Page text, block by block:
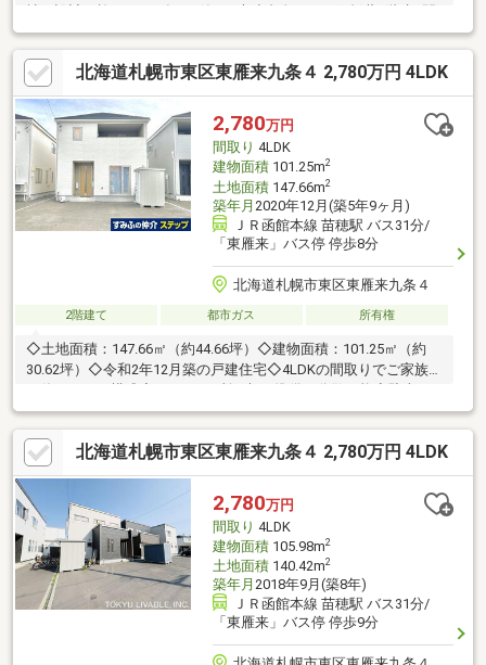
社 設計・施工■2013年4月築 ■木造合金メッキ鋼板葺2階建■間
取り2LDK＋納戸■LDK約19.3帖■角地■第二種低層住居専用地域■建
ぺい率：60％ 容積率：80％■前面道路 北東側公道幅員約20.5
ｍ 北西側公道幅員約20.0ｍ■間口 北東側約7.9ｍ 北西側約
14.9ｍ ■カーポート3台分あり（※車種による）■納戸・クロー
ク・ウォークインクローゼット・物置など収納充実■庭・ウッド
デッキあり■吹抜けあり■周辺環境良好
北海道札幌市東区東雁来九条４ 2,780万円 4LDK
2,780万円
間取り 4LDK
建物面積101.25m2
土地面積147.66m2
築年月 2020年12月(築5年9ヶ月)
ＪＲ函館本線 苗穂駅 バス31分/
「東雁来」バス停 停歩8分
北海道札幌市東区東雁来九条４
2階建て 都市ガス 所有権
◇土地面積：147.66㎡（約44.66坪）◇建物面積：101.25㎡（約
30.62坪）◇令和2年12月築の戸建住宅◇4LDKの間取りでご家族で
ペースあり（車種による）◇前面道路約8.0m（公道）◇都市ガス
採用◇キッチン・浴室・洗面室が近く家事動線に配慮された配置
◇各居室に収納スペースあり■設備◇上下水道（公営水道・公共
下水）◇都市ガス◇24時間換気システム～周辺環境～・札苗北小
学校 約1890ｍ・ザ・ビッグ東雁来店 約760ｍ・ローソン札幌
東雁来１０条店 約540ｍ・札苗北中学校 約1700ｍ
北海道札幌市東区東雁来九条４ 2,780万円 4LDK
2,780万円
間取り 4LDK
建物面積105.98m2
土地面積140.42m2
築年月 2018年9月(築8年)
ＪＲ函館本線 苗穂駅 バス31分/
「東雁来」バス停 停歩9分